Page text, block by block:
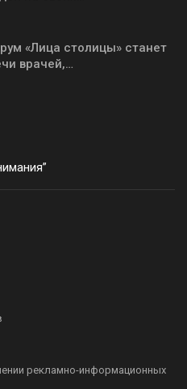
«Лица столицы» станет
врачей,…
рекламно-информационных